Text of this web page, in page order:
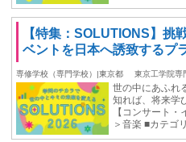
【特集：SOLUTIONS】挑
ベントを日本へ誘致するプ
専修学校（専門学校）|東京都 東京工学院専
世の中にあふれ
知れば、将来学
【コンサート
＞音楽 ■カテ